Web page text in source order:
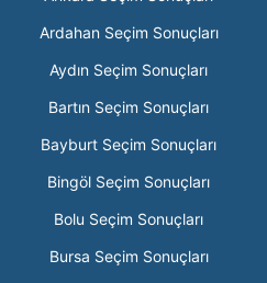
Ardahan Seçim Sonuçları
Aydın Seçim Sonuçları
Bartın Seçim Sonuçları
Bayburt Seçim Sonuçları
Bingöl Seçim Sonuçları
Bolu Seçim Sonuçları
Bursa Seçim Sonuçları